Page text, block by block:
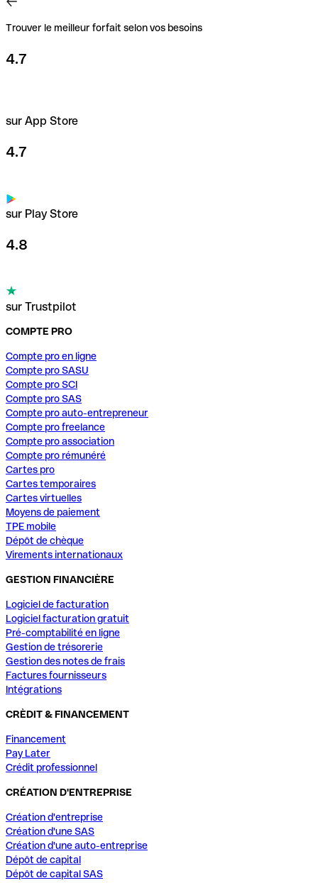
Trouver le meilleur forfait selon vos besoins
4.7
sur App Store
4.7
sur Play Store
4.8
sur Trustpilot
COMPTE PRO
Compte pro en ligne
Compte pro SASU
Compte pro SCI
Compte pro SAS
Compte pro auto-entrepreneur
Compte pro freelance
Compte pro association
Compte pro rémunéré
Cartes pro
Cartes temporaires
Cartes virtuelles
Moyens de paiement
TPE mobile
Dépôt de chèque
Virements internationaux
GESTION FINANCIÈRE
Logiciel de facturation
Logiciel facturation gratuit
Pré-comptabilité en ligne
Gestion de trésorerie
Gestion des notes de frais
Factures fournisseurs
Intégrations
CRÈDIT & FINANCEMENT
Financement
Pay Later
Crédit professionnel
CRÉATION D'ENTREPRISE
Création d'entreprise
Création d'une SAS
Création d'une auto-entreprise
Dépôt de capital
Dépôt de capital SAS